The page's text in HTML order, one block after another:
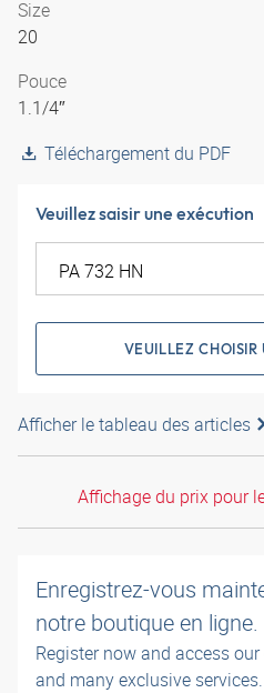
Size
20
Pouce
1.1/4″
Téléchargement du PDF
Veuillez saisir une exécution
VEUILLEZ CHOISIR
Afficher le tableau des articles
Affichage du prix pour
Enregistrez-vous
notre boutique en ligne.
Register now and access
and many exclusive services.